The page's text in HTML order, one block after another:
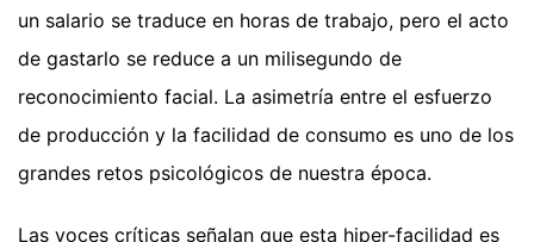
un salario se traduce en horas de trabajo, pero el acto
de gastarlo se reduce a un milisegundo de
reconocimiento facial. La asimetría entre el esfuerzo
de producción y la facilidad de consumo es uno de los
grandes retos psicológicos de nuestra época.
Las voces críticas señalan que esta hiper-facilidad es